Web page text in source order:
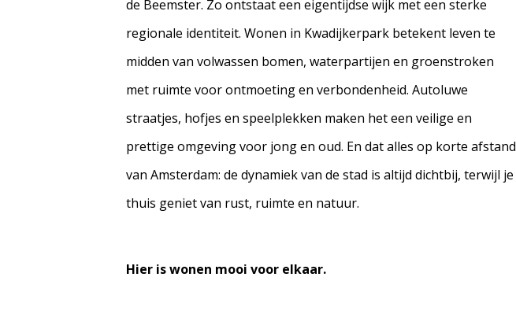
de Beemster. Zo ontstaat een eigentijdse wijk met een sterke
regionale identiteit. Wonen in Kwadijkerpark betekent leven te
midden van volwassen bomen, waterpartijen en groenstroken
met ruimte voor ontmoeting en verbondenheid. Autoluwe
straatjes, hofjes en speelplekken maken het een veilige en
prettige omgeving voor jong en oud. En dat alles op korte afstand
van Amsterdam: de dynamiek van de stad is altijd dichtbij, terwijl je
thuis geniet van rust, ruimte en natuur.
Hier is wonen mooi voor elkaar.